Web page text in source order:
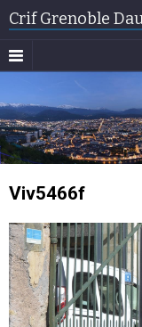
Crif Grenoble
Viv5466f